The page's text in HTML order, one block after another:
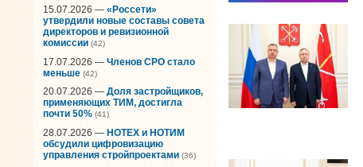
15.07.2026 — «Россети»
утвердили новые составы совета
директоров и ревизионной
комиссии (42)
17.07.2026 — Членов СРО стало
меньше (42)
20.07.2026 — Доля застройщиков,
применяющих ТИМ, достигла
почти 50% (41)
28.07.2026 — НОТЕХ и НОТИМ
обсудили цифровизацию
управления стройпроектами (36)